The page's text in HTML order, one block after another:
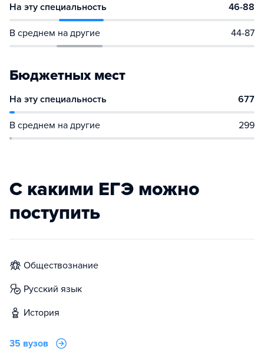
На эту специальность 46-88
В среднем на другие 44-87
Бюджетных мест
На эту специальность 677
В среднем на другие 299
С какими ЕГЭ можно
поступить
обществознание
русский язык
история
35 вузов